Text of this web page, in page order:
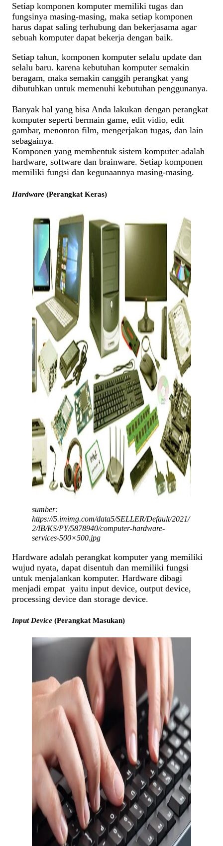
Setiap komponen komputer memiliki tugas dan
fungsinya masing-masing, maka setiap komponen
harus dapat saling terhubung dan bekerjasama agar
sebuah komputer dapat bekerja dengan baik.
Setiap tahun, komponen komputer selalu update dan
selalu baru. karena kebutuhan komputer semakin
beragam, maka semakin canggih perangkat yang
dibutuhkan untuk memenuhi kebutuhan penggunanya.
Banyak hal yang bisa Anda lakukan dengan perangkat
komputer seperti bermain game, edit vidio, edit
gambar, menonton film, mengerjakan tugas, dan lain
sebagainya.
Komponen yang membentuk sistem komputer adalah
hardware, software dan brainware. Setiap komponen
memiliki fungsi dan kegunaannya masing-masing.
Hardware (Perangkat Keras)
sumber:
https://5.imimg.com/data5/SELLER/Default/2021/
2/IB/KS/PY/5878940/computer-hardware-
services-500×500.jpg
Hardware adalah perangkat komputer yang memiliki
wujud nyata, dapat disentuh dan memiliki fungsi
untuk menjalankan komputer. Hardware dibagi
menjadi empat yaitu input device, output device,
processing device dan storage device.
Input Device (Perangkat Masukan)